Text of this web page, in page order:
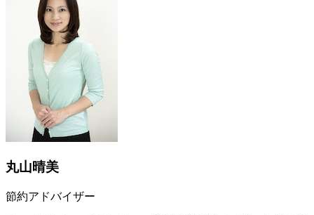
丸山晴美
節約アドバイザー